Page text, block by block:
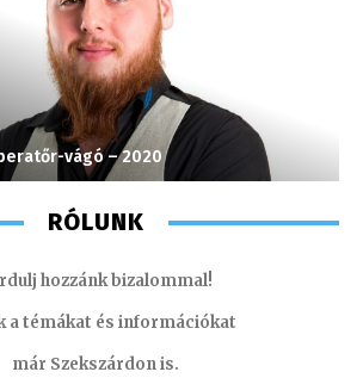
vágó – 2020
RÓLUNK
hozzánk bizalommal!
a témákat és információkat
már Szekszárdon is.